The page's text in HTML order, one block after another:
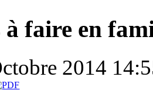
à faire en
2014